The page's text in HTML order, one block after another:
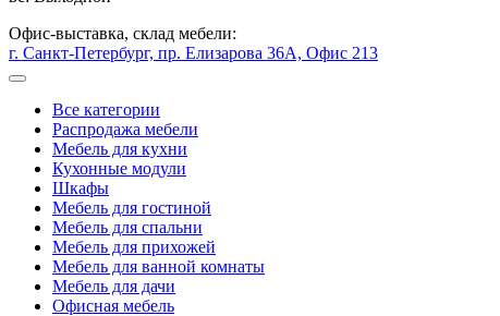
Офис-выставка, склад мебели:
г. Санкт-Петербург, пр. Елизарова 36А, Офис 213
Все категории
Распродажа мебели
Мебель для кухни
Кухонные модули
Шкафы
Мебель для гостиной
Мебель для спальни
Мебель для прихожей
Мебель для ванной комнаты
Мебель для дачи
Офисная мебель